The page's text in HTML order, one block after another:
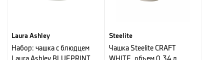
Laura Ashley
Набор: чашка с блюдцем
Steelite
Чашка Steelite CRAFT